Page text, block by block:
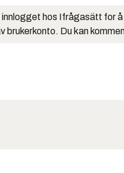
hos Ifrågasätt for
brukerkonto. Du kan